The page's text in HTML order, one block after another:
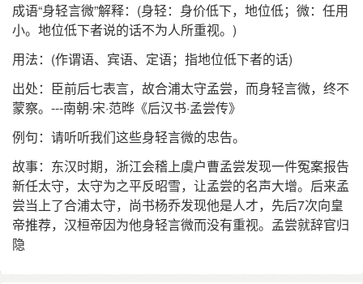
成语“身轻言微”解释：(身轻：身价低下，地位低；微：任用
小。地位低下者说的话不为人所重视。)
用法：(作谓语、宾语、定语；指地位低下者的话)
出处： 臣前后七表言，故合浦太守孟尝，而身轻言微，终不
蒙察。---南朝·宋·范晔《后汉书·孟尝传》
例句： 请听听我们这些身轻言微的忠告。
故事： 东汉时期，浙江会稽上虞户曹孟尝发现一件冤案报告
新任太守，太守为之平反昭雪，让孟尝的名声大增。后来孟
尝当上了合浦太守，尚书杨乔发现他是人才，先后7次向皇
帝推荐，汉桓帝因为他身轻言微而没有重视。孟尝就辞官归
隐